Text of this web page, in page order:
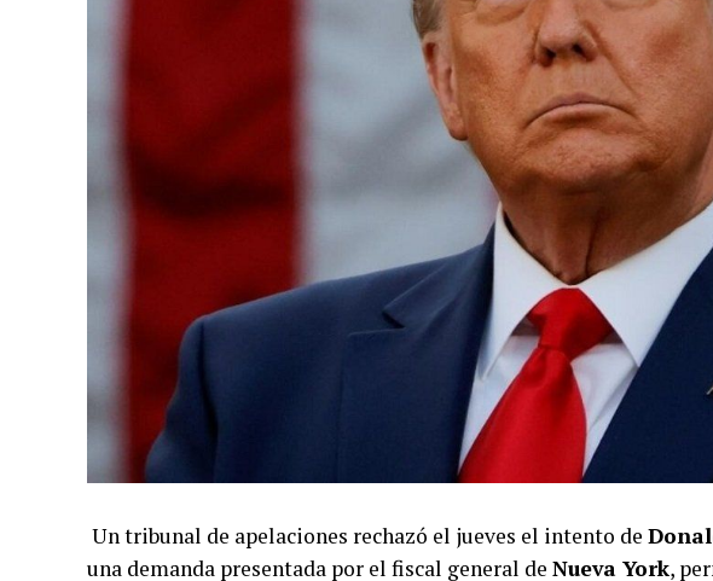
Un tribunal de apelaciones rechazó el jueves el intento de
una demanda presentada por el fiscal general de Nueva York,